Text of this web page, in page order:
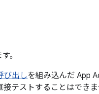
。
び出しを組み込んだ App
接テストすることはでき